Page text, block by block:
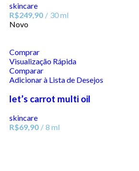
skincare
R$249,90
30 ml
Novo
Comprar
Visualização Rápida
Comparar
Adicionar à Lista de Desejos
let’s carrot multi oil
skincare
R$69,90 8 ml